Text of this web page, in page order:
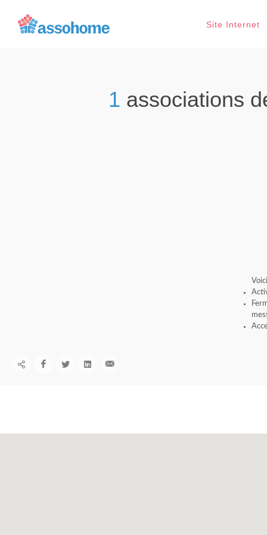
Site Internet
1 associations